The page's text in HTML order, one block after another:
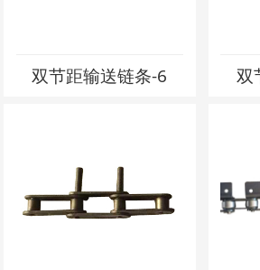
双节距输送链条-6 双